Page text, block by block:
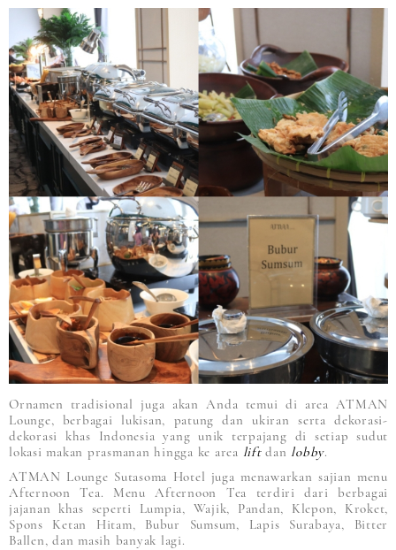
Ornamen tradisional juga akan Anda temui di area ATMAN
Lounge, berbagai lukisan, patung dan ukiran serta dekorasi-
dekorasi khas Indonesia yang unik terpajang di setiap sudut
lokasi makan prasmanan hingga ke area liftdan lobby.
ATMAN Lounge Sutasoma Hotel juga menawarkan sajian menu
Afternoon Tea. Menu Afternoon Tea terdiri dari berbagai
jajanan khas seperti Lumpia, Wajik, Pandan, Klepon, Kroket,
Spons Ketan Hitam, Bubur Sumsum, Lapis Surabaya, Bitter
Ballen, dan masih banyak lagi.